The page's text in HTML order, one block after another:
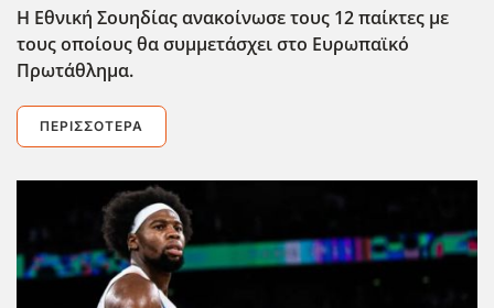
Η Εθνική Σουηδίας ανακοίνωσε τους 12 παίκτες με
τους οποίους θα συμμετάσχει στο Ευρωπαϊκό
Πρωτάθλημα.
ΠΕΡΙΣΣΌΤΕΡΑ